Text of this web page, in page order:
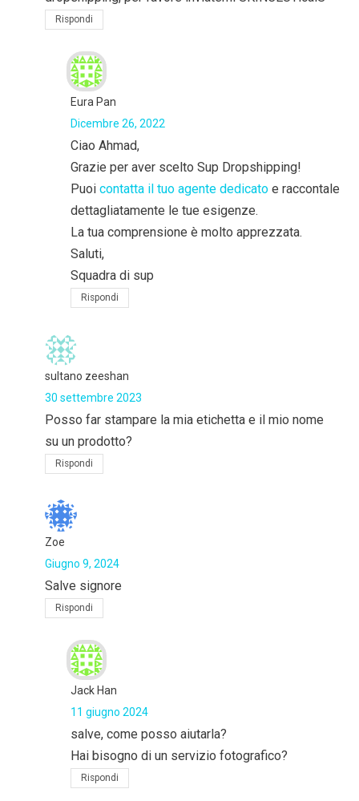
Rispondi
Eura Pan
Dicembre 26, 2022
Ciao Ahmad,
Grazie per aver scelto Sup Dropshipping!
Puoi contatta il tuo agente dedicato e raccontale
dettagliatamente le tue esigenze.
La tua comprensione è molto apprezzata.
Saluti,
Squadra di sup
Rispondi
sultano zeeshan
30 settembre 2023
Posso far stampare la mia etichetta e il mio nome
su un prodotto?
Rispondi
Zoe
Giugno 9, 2024
Salve signore
Rispondi
Jack Han
11 giugno 2024
salve, come posso aiutarla?
Hai bisogno di un servizio fotografico?
Rispondi